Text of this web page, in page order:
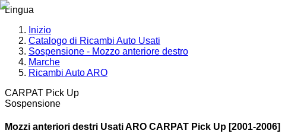
Lingua
Inizio
Catalogo di Ricambi Auto Usati
Sospensione - Mozzo anteriore destro
Marche
Ricambi Auto ARO
CARPAT Pick Up
Sospensione
Mozzi anteriori destri Usati ARO CARPAT Pick Up [2001-2006]